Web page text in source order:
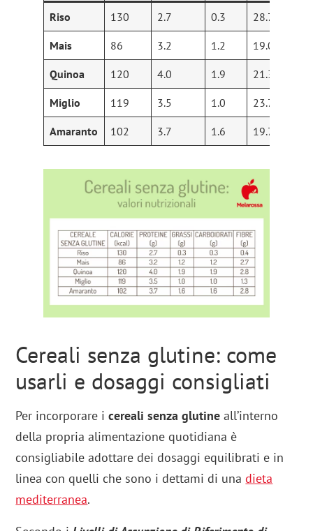
Riso 130 2.7 0.3 28.7
Mais 86 3.2 1.2 19.0
Quinoa 120 4.0 1.9 21.3
Miglio 119 3.5 1.0 23.7
Amaranto 102 3.7 1.6 19.7
Cereali senza glutine: come
usarli e dosaggi consigliati
Per incorporare icereali senza glutine all’interno
della propria alimentazione quotidiana è
consigliabile adottare dei dosaggi equilibrati e in
linea con quelli che sono i dettami di una dieta
mediterranea.